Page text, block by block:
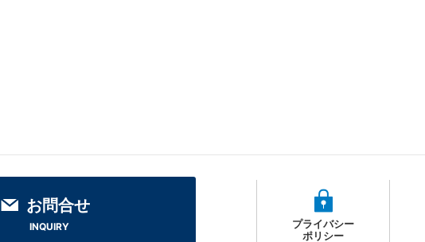
お問合せ
INQUIRY
プライバシー
ポリシー